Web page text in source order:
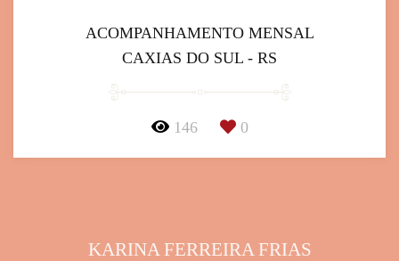
ACOMPANHAMENTO MENSAL
CAXIAS DO SUL - RS
146 0
KARINA FERREIRA FRIAS